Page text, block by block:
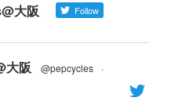
大阪 Follow
大阪 @pepcycles
·